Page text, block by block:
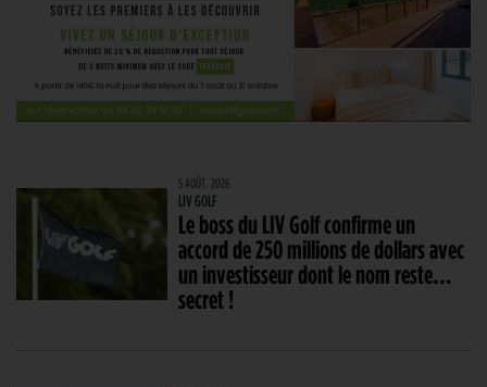
5 AOÛT. 2026
LIV GOLF
Le boss du LIV Golf confirme un
accord de 250 millions de dollars avec
un investisseur dont le nom reste…
secret !